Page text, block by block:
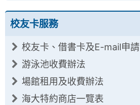
校友卡服務
校友卡、借書卡及E-mail申請
游泳池收費辦法
場館租用及收費辦法
海大特約商店一覽表